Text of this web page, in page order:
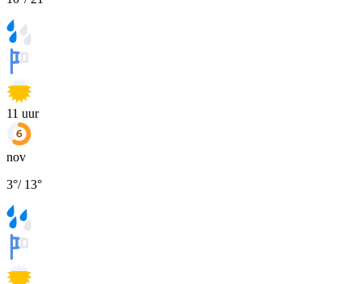
11 uur
nov
3°/ 13°